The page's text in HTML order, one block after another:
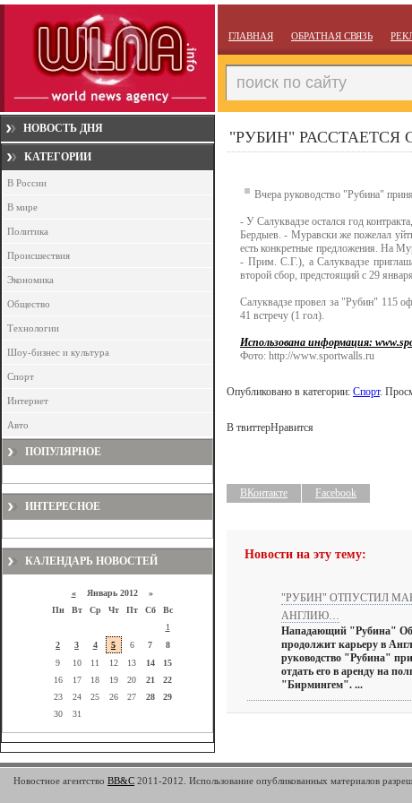
ГЛАВНАЯ ОБРАТНАЯ СВЯЗЬ
НОВОСТЬ ДНЯ
КАТЕГОРИИ
В России
В мире
Политика
Происшествия
Экономика
Общество
Технологии
Шоу-бизнес и культура
Спорт
Интернет
Авто
ПОПУЛЯРНОЕ
ИНТЕРЕСНОЕ
КАЛЕНДАРЬ НОВОСТЕЙ
«Январь 2012 »
Пн
Вт Ср Чт Пт Сб
Вс
1
2
3 4 5 6 7
8
9
10 11 12 13 14
15
16
17 18 19 20 21
22
23
24 25 26 27 28
29
30
31
"РУБИН" РАССТАЕТСЯ
Вчера руководство "Рубина"
- У Салуквадзе остался год
Бердыев. - Муравски же пожелал
есть конкретные предложения. На
- Прим. С.Г.), а Салуквадзе
второй сбор, предстоящий с 29
Салуквадзе провел за "Рубин" 115
41 встречу (1 гол).
Использована информация:
Фото: http://www.sportwalls.ru
Опубликовано в категории: Спорт.
В твиттерНравится
ВКонтакте Facebook
Новости на эту тему:
"РУБИН" ОТПУСТИЛ
АНГЛИЮ…
Нападающий "Рубина"
продолжит карьеру в
руководство "Рубина"
отдать его в аренду на
"Бирмингем". ...
Новостное агентство BB&C 2011-2012. Использование опубликованных материалов